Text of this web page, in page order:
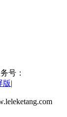
号：
版|